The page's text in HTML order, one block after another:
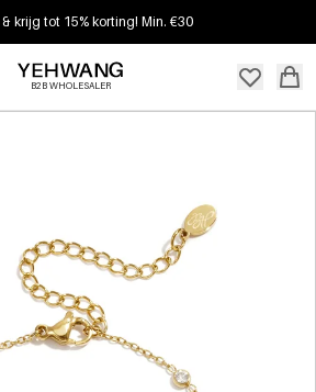
krijg tot 15% korting! Min. €30
B2B WHOLESALER